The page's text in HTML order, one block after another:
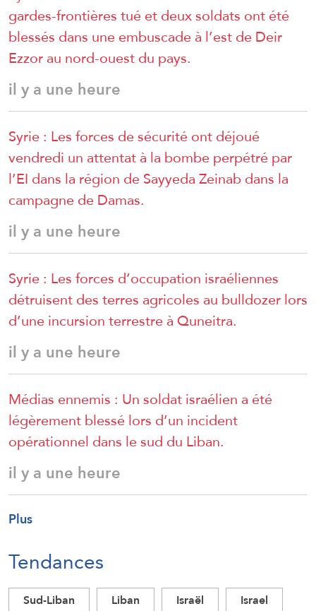
gardes-frontières tué et deux soldats ont été
blessés dans une embuscade à l’est de Deir
Ezzor au nord-ouest du pays.
il y a une heure
Syrie : Les forces de sécurité ont déjoué
vendredi un attentat à la bombe perpétré par
l’EI dans la région de Sayyeda Zeinab dans la
campagne de Damas.
il y a une heure
Syrie : Les forces d’occupation israéliennes
détruisent des terres agricoles au bulldozer lors
d’une incursion terrestre à Quneitra.
il y a une heure
Médias ennemis : Un soldat israélien a été
légèrement blessé lors d’un incident
opérationnel dans le sud du Liban.
il y a une heure
Plus
Tendances
Sud-Liban Liban Israël
Israel